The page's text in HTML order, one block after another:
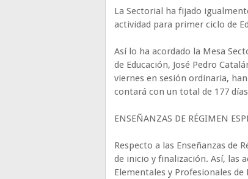
La Sectorial ha fijado
actividad para primer ciclo de
Así lo ha acordado la Mesa
de Educación, José Pedro
viernes en sesión ordinaria,
contará con un total de 177
ENSEÑANZAS DE RÉGIMEN
Respecto a las Enseñanzas de
de inicio y finalización. Así, las
Elementales y Profesionales de